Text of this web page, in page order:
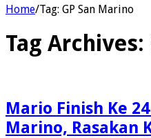
Home/Tag: GP San Marino
Tag Archives:
Mario Finish Ke
Marino, Rasakan